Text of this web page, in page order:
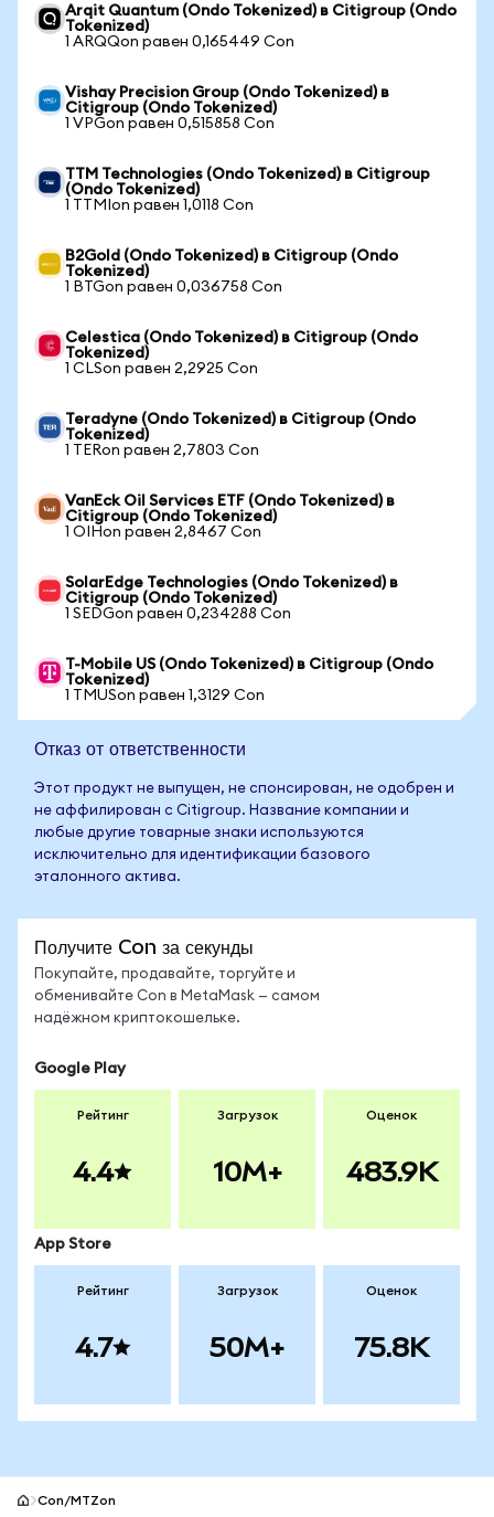
Arqit Quantum (Ondo Tokenized) в Citigroup (Ondo
Tokenized)
1 ARQQon равен 0,165449 Con
Vishay Precision Group (Ondo Tokenized) в
Citigroup (Ondo Tokenized)
1 VPGon равен 0,515858 Con
TTM Technologies (Ondo Tokenized) в Citigroup
(Ondo Tokenized)
1 TTMIon равен 1,0118 Con
B2Gold (Ondo Tokenized) в Citigroup (Ondo
Tokenized)
1 BTGon равен 0,036758 Con
Celestica (Ondo Tokenized) в Citigroup (Ondo
Tokenized)
1 CLSon равен 2,2925 Con
Teradyne (Ondo Tokenized) в Citigroup (Ondo
Tokenized)
1 TERon равен 2,7803 Con
VanEck Oil Services ETF (Ondo Tokenized) в
Citigroup (Ondo Tokenized)
1 OIHon равен 2,8467 Con
SolarEdge Technologies (Ondo Tokenized) в
Citigroup (Ondo Tokenized)
1 SEDGon равен 0,234288 Con
T-Mobile US (Ondo Tokenized) в Citigroup (Ondo
Tokenized)
1 TMUSon равен 1,3129 Con
Отказ от ответственности
Этот продукт не выпущен, не спонсирован, не одобрен и
не аффилирован с Citigroup. Название компании и
любые другие товарные знаки используются
исключительно для идентификации базового
эталонного актива.
Получите Con за секунды
Покупайте, продавайте, торгуйте и
обменивайте Con в MetaMask — самом
надёжном криптокошельке.
Google Play
Рейтинг
4.4
Загрузок
10M+
Оценок
483.9K
App Store
Рейтинг
4.7
Загрузок
50M+
Оценок
75.8K
Con/MTZon